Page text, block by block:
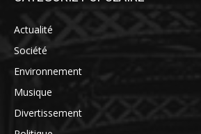
Actualité
Société
Environnement
Musique
Divertissement